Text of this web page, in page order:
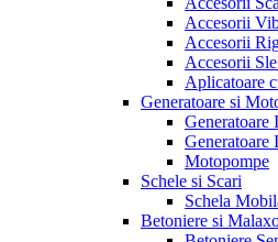
Accesorii
Accesorii
Accesorii
Aplicatoare
Generatoare si
Generatoare
Generatoare
Motopompe
Schele si Scari
Schela
Betoniere si